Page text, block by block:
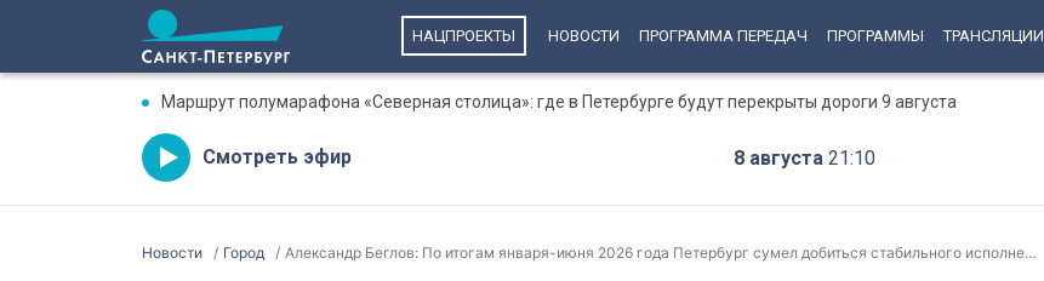
НАЦПРОЕКТЫ НОВОСТИ ПРОГРАММА ПЕРЕДАЧ ПРОГРАММЫ ТРАНСЛЯЦИИ
Маршрут полумарафона «Северная столица»: где в Петербурге будут перекрыты дороги 9 августа
Смотреть эфир 8 августа 21:10
Новости Город Александр Беглов: По итогам января-июня 2026 года Петербург сумел добиться стабильного исполнения бюджета — приоритетом остаются социальная сфера и развитие города